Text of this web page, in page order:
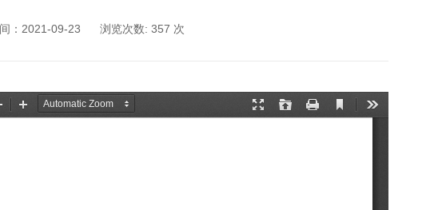
：2021-09-23 浏览次数: 357 次